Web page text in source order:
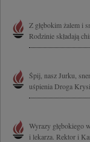
Z głębokim żalem i
Rodzinie składają
Śpij, nasz Jurku,
uśpienia Droga
Wyrazy głębokiego
i lekarza. Rektor i